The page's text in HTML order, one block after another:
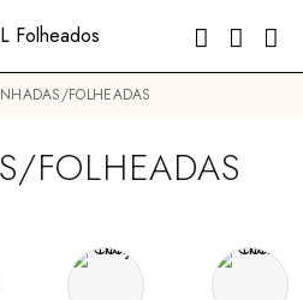
FOLHEADAS
FOLHEADAS